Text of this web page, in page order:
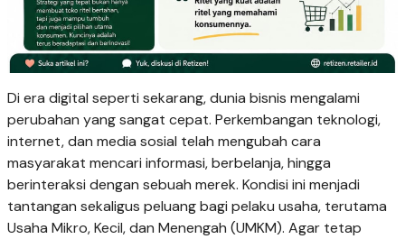
Di era digital seperti sekarang, dunia bisnis mengalami
perubahan yang sangat cepat. Perkembangan teknologi,
internet, dan media sosial telah mengubah cara
masyarakat mencari informasi, berbelanja, hingga
berinteraksi dengan sebuah merek. Kondisi ini menjadi
tantangan sekaligus peluang bagi pelaku usaha, terutama
Usaha Mikro, Kecil, dan Menengah (UMKM). Agar tetap